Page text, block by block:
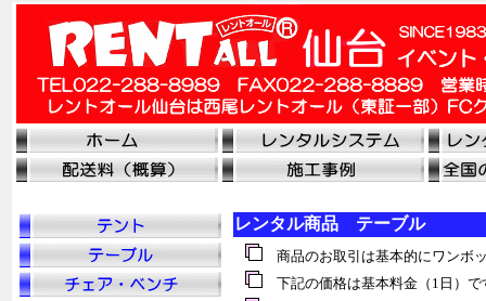
レンタル商品 テーブル
商品のお取引は基本的にワンボ
下記の価格は基本料金（1日）で